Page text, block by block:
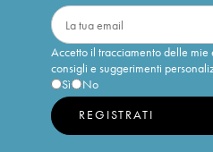
Accetto il tracciamento delle
consigli e suggerimenti
Sì
No
REGISTRATI